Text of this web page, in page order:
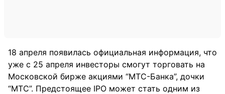
18 апреля появилась официальная информация, что
уже с 25 апреля инвесторы смогут торговать на
Московской бирже акциями “МТС-Банка”, дочки
“МТС”. Предстоящее IPO может стать одним из